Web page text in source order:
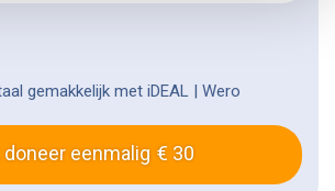
gemakkelijk met iDEAL | Wero
doneer eenmalig 30